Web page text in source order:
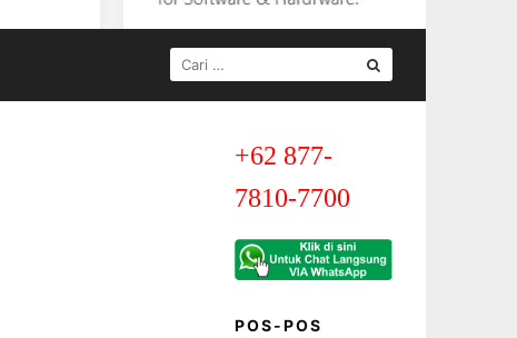
+62 877-
7810-7700
POS-POS